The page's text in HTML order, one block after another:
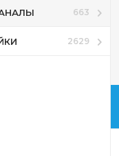
663
2629